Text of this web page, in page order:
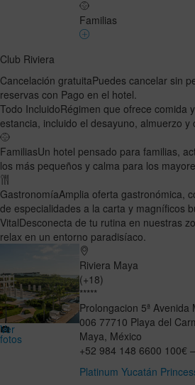
Familias
Club Riviera
Cancelación gratuitaPuedes cancelar sin
reservas con Pago en el hotel.
Todo IncluidoRégimen que ofrece comida
estancia, incluido el desayuno, almuerzo y
FamiliasUn hotel pensado para familias,
los más pequeños y calma para los
GastronomíaAmplia oferta gastronómica,
de especialidades a la carta y magníficos
VitalDesconecta de tu rutina en nuestras
relax en un entorno paradisíaco.
Ver
fotos
Riviera Maya
(+18)
*****
Prolongacion 5ª Avenida
006 77710 Playa del
Maya, México
+52 984 148 6600 100€
Platinum Yucatán